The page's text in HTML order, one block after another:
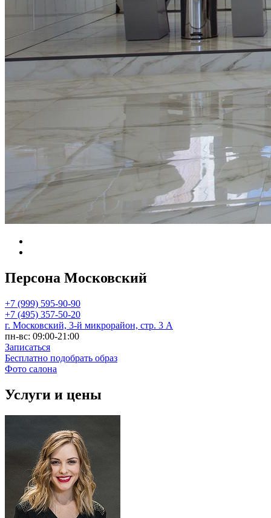
Персона Московский
+7 (999) 595-90-90
+7 (495) 357-50-20
г. Московский, 3-й микрорайон, стр. 3 А
пн-вс: 09:00-21:00
Записаться
Бесплатно подобрать образ
Фото салона
Услуги и цены